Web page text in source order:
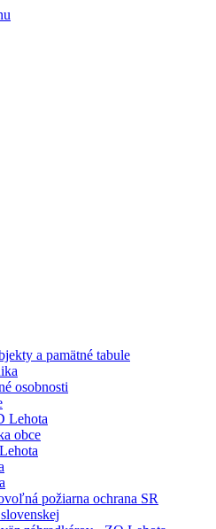
a pamätné tabule
osobnosti
Lehota
obce
požiarna ochrana SR